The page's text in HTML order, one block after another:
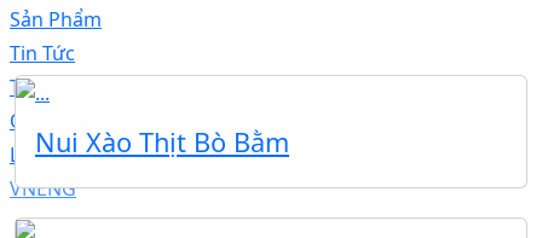
Sản Phẩm
Tin Tức
Tuyển Dụng
Quan Hệ Cổ Đông
Liên Hệ
VNENG
Nui Xào Thịt Bò Bằm